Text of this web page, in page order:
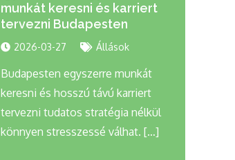
munkát keresni és karriert
tervezni Budapesten
2026-03-27 Állások
Budapesten egyszerre munkát
keresni és hosszú távú karriert
tervezni tudatos stratégia nélkül
könnyen stresszessé válhat. […]